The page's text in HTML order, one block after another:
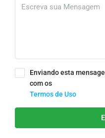
Enviando esta
com os
Termos de Uso